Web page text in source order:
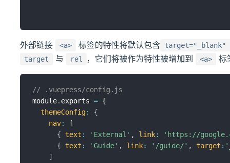
外部链接 <a> 标签的特性将默认包含 target="_blank"
target 与 rel ，它们将被作为特性被增加到 <a> 标
// .vuepress/config.js
module. exports = {
themeConfig:
{
nav:
[
{
text : 'External' , link: 'https://
{
text : 'Guide' , link: '/guide/' , target :
]